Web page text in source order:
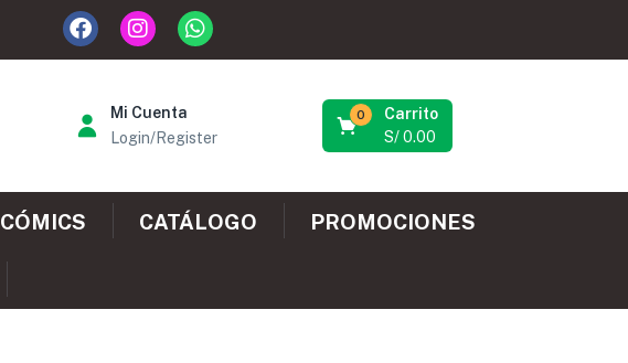
Mi Cuenta
Login/Register
Carrito
0
S/0.00
CÓMICS CATÁLOGO PROMOCIONES